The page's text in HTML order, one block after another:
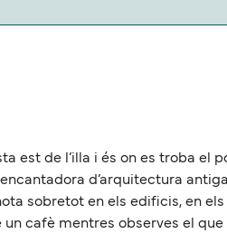
est de l’illa i és on es troba el
d’arquitectura
sobretot en els edificis, en els
cafè mentres observes el que